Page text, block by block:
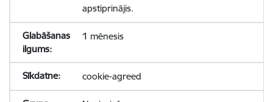
apstiprinājis.
1 mēnesis
cookie-agreed